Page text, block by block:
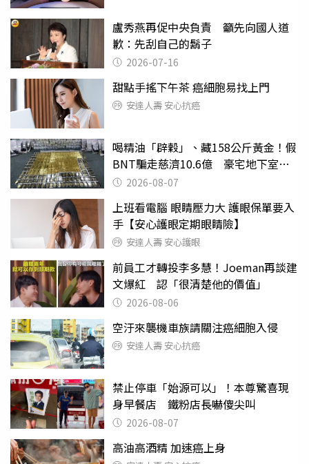
盧秀燕再促中央負責 籲先向國人道
歉：先刮自己的鬍子
2026-07-16
甜點手搖下午茶 癌細胞易找上門
安達人壽 安心抗癌
喝精油「辟穀」、藏158公斤黃金！假
BNT騙走慈濟10.6億 豪宅地下室竟
挖出乾鮑金庫
2026-08-07
上班看電腦 眼睛壓力大 護眼保單要入
手【安心護眼定期眼睛險】
安達人壽 安心護眼
前員工才轉投李多慧！Joeman再談建
文爆紅 認「很清楚他的價值」
2026-08-06
空汙來襲機車族請關注癌細胞入侵
安達人壽 安心抗癌
禁止停車「始源可以」！本尊驚喜現
身早餐店 鐵粉店長嚇傻尖叫
2026-08-07
高油高酒精 加速癌上身